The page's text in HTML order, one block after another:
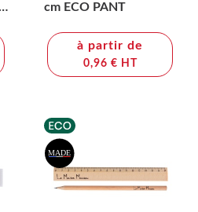
cm ECO PANT
à partir de
0,96 € HT